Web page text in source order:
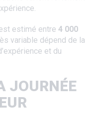
estimé entre 4 000
variable dépend de la
et du
JOURNÉE